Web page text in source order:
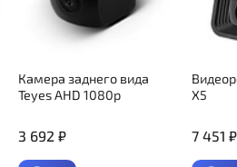
Камера заднего вида
Teyes AHD 1080p
3 692 ₽
X5
7 451 ₽